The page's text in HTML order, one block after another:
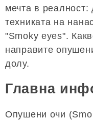
мечта в реалност:
техниката на
"Smoky eyes".
направите
долу.
Главна
Опушени очи